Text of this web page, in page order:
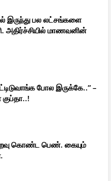
இருந்து பல லட்சங்களை
மாணவனின்
போல இருக்கே..” –
கொண்ட பெண். கையும்